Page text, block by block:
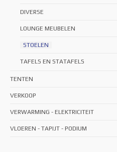
DIVERSE
LOUNGE MEUBELEN
STOELEN
TAFELS EN STATAFELS
TENTEN
VERKOOP
VERWARMING - ELEKTRICITEIT
VLOEREN - TAPIJT - PODIUM